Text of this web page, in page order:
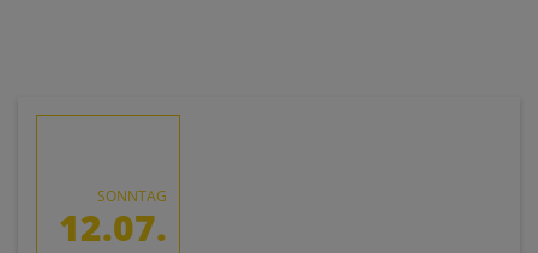
SONNTAG
12.07.